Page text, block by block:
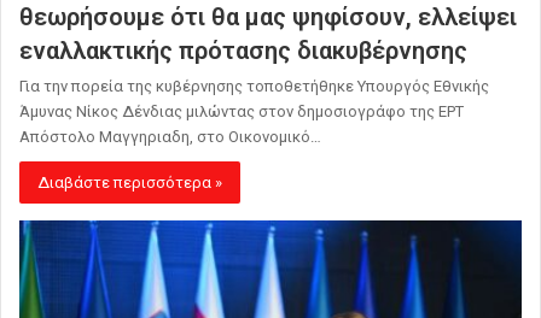
θεωρήσουμε ότι θα μας ψηφίσουν, ελλείψει
εναλλακτικής πρότασης διακυβέρνησης
Για την πορεία της κυβέρνησης τοποθετήθηκε Υπουργός Εθνικής
Άμυνας Νίκος Δένδιας μιλώντας στον δημοσιογράφο της ΕΡΤ
Απόστολο Μαγγηριαδη, στο Οικονομικό…
Διαβάστε περισσότερα »